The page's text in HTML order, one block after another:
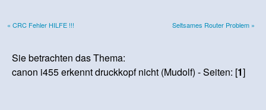
« CRC Fehler HILFE !!! Seltsames Router Problem »
Sie betrachten das Thema:
canon i455 erkennt druckkopf nicht (Mudolf) - Seiten: [1]